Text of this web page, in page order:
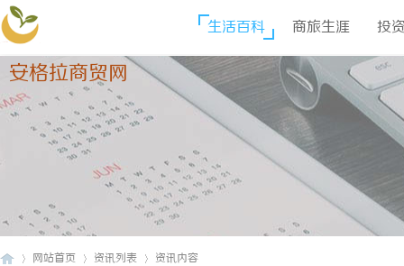
安格拉商贸网
生活百科 商旅生涯 投
网站首页 资讯列表 资讯内容